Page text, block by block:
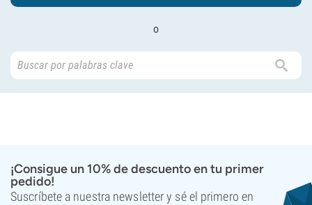
o
¡Consigue un 10% de descuento en tu primer
pedido!
Suscríbete a nuestra newsletter y sé el primero en